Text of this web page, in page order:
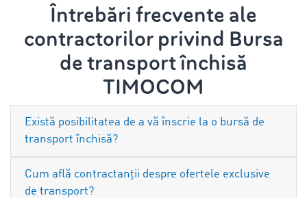
Întrebări frecvente ale
contractorilor privind Bursa
de transport închisă
TIMOCOM
Există posibilitatea de a vă înscrie la o bursă de
transport închisă?
Cum află contractanții despre ofertele exclusive
de transport?